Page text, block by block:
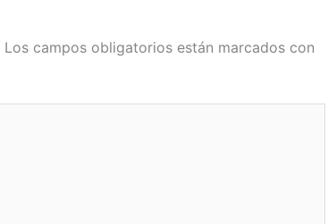
Los campos obligatorios están marcados con